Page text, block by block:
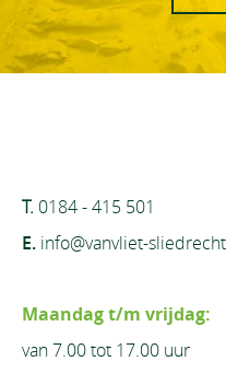
T. 0184 - 415 501
E. info@vanvliet-
Maandag t/m vrijdag:
van 7.00 tot 17.00 uur